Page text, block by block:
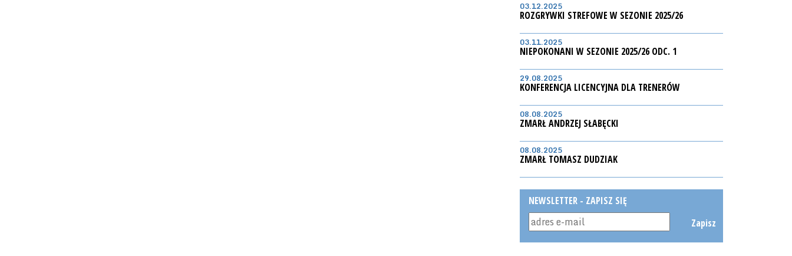
03.12.2025
ROZGRYWKI STREFOWE W SEZONIE 2025/26
03.11.2025
NIEPOKONANI W SEZONIE 2025/26 ODC. 1
29.08.2025
KONFERENCJA LICENCYJNA DLA TRENERÓW
08.08.2025
ZMARŁ ANDRZEJ SŁABĘCKI
08.08.2025
ZMARŁ TOMASZ DUDZIAK
NEWSLETTER - ZAPISZ SIĘ
Zapisz